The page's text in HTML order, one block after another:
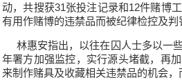
动，共搜获31张投注记录和12件赌博
有用作赌博的违禁品而被纪律检控及判
林惠安指出，以往在囚人士多以一
年署方加强监控，实行源头堵截，再
来制作赌具及收藏相关违禁品的机会，